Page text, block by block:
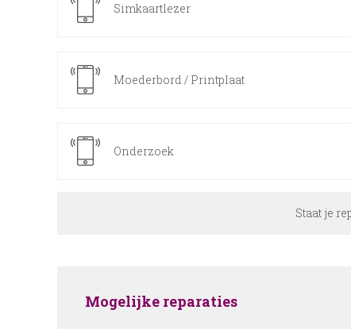
Simkaartlezer
Moederbord / Printplaat
Onderzoek
Staat je
Mogelijke reparaties